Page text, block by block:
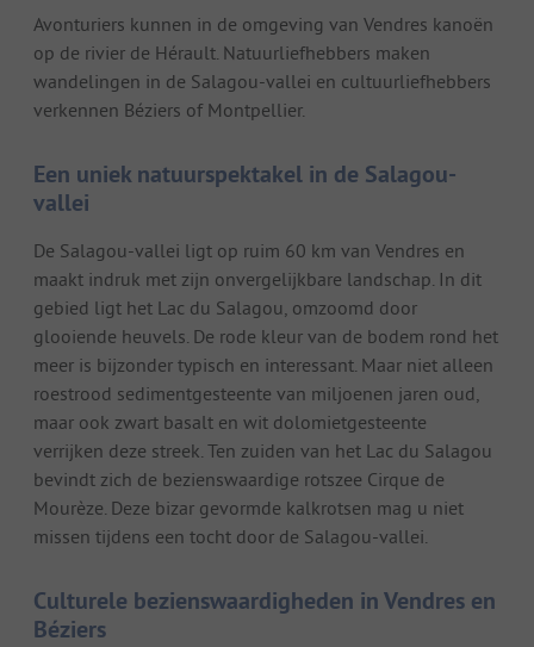
Avonturiers kunnen in de omgeving van Vendres kanoën
op de rivier de Hérault. Natuurliefhebbers maken
wandelingen in de Salagou-vallei en cultuurliefhebbers
verkennen Béziers of Montpellier.
Een uniek natuurspektakel in de Salagou-
vallei
De Salagou-vallei ligt op ruim 60 km van Vendres en
maakt indruk met zijn onvergelijkbare landschap. In dit
gebied ligt het Lac du Salagou, omzoomd door
glooiende heuvels. De rode kleur van de bodem rond het
meer is bijzonder typisch en interessant. Maar niet alleen
roestrood sedimentgesteente van miljoenen jaren oud,
maar ook zwart basalt en wit dolomietgesteente
verrijken deze streek. Ten zuiden van het Lac du Salagou
bevindt zich de bezienswaardige rotszee Cirque de
Mourèze. Deze bizar gevormde kalkrotsen mag u niet
missen tijdens een tocht door de Salagou-vallei.
Culturele bezienswaardigheden in Vendres en
Béziers